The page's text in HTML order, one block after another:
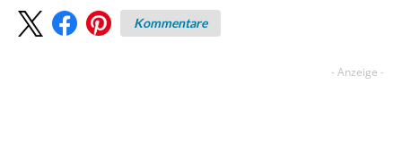
Kommentare